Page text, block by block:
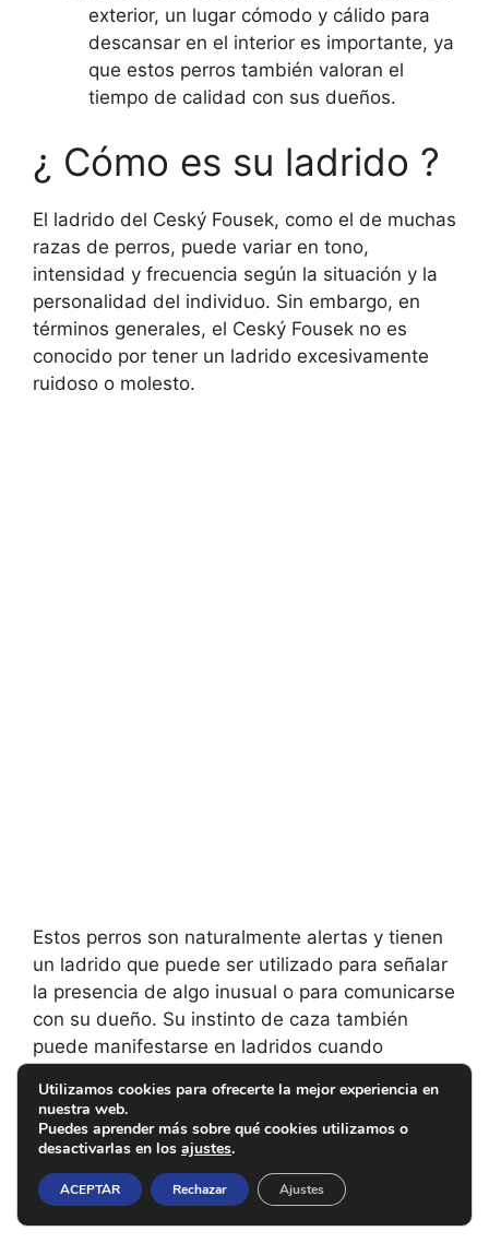
exterior, un lugar cómodo y cálido para
descansar en el interior es importante, ya
que estos perros también valoran el
tiempo de calidad con sus dueños.
¿ Cómo es su ladrido ?
El ladrido del Ceský Fousek, como el de muchas
razas de perros, puede variar en tono,
intensidad y frecuencia según la situación y la
personalidad del individuo. Sin embargo, en
términos generales, el Ceský Fousek no es
conocido por tener un ladrido excesivamente
ruidoso o molesto.
Estos perros son naturalmente alertas y tienen
un ladrido que puede ser utilizado para señalar
la presencia de algo inusual o para comunicarse
con su dueño. Su instinto de caza también
puede manifestarse en ladridos cuando
Es importante tener en cuenta que el
entrenamiento desde cachorro puede influir en
el comportamiento vocal de la raza.
Utilizamos cookies para ofrecerte la mejor experiencia en
nuestra web.
Puedes aprender más sobre qué cookies utilizamos o
desactivarlas en los ajustes.
ACEPTAR Rechazar Ajustes